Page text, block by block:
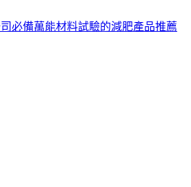
必備萬能材料試驗的減肥產品推薦